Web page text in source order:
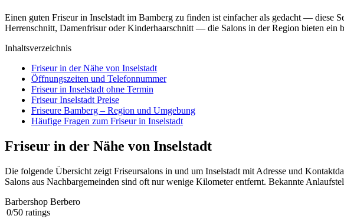
Einen guten Friseur in Inselstadt im Bamberg zu finden ist einfacher als gedacht — diese
Herrenschnitt, Damenfrisur oder Kinderhaarschnitt — die Salons in der Region bieten
Inhaltsverzeichnis
Friseur in der Nähe von Inselstadt
Öffnungszeiten und Telefonnummer
Friseur in Inselstadt ohne Termin
Friseur Inselstadt Preise
Friseure Bamberg – Region und Umgebung
Häufige Fragen zum Friseur in Inselstadt
Friseur in der Nähe von Inselstadt
Die folgende Übersicht zeigt Friseursalons in und um Inselstadt mit Adresse und
Salons aus Nachbargemeinden sind oft nur wenige Kilometer entfernt. Bekannte
Barbershop Berbero
0/50 ratings